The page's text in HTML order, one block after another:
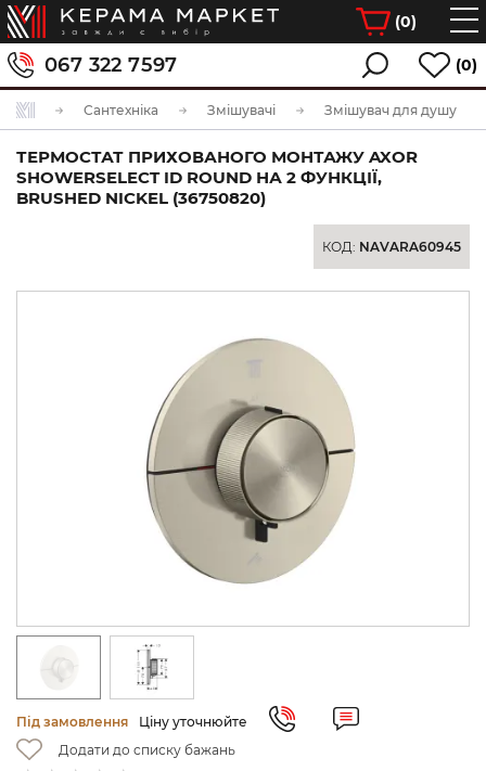
(0)
067 322 7597 (0)
Сантехніка Змішувачі Змішувач для душу
ТЕРМОСТАТ ПРИХОВАНОГО МОНТАЖУ AXOR
SHOWERSELECT ID ROUND НА 2 ФУНКЦІЇ,
BRUSHED NICKEL (36750820)
КОД: NAVARA60945
Під замовлення
Ціну уточнюйте
Додати до списку бажань